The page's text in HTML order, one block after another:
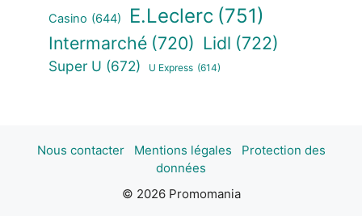
Casino (644) E.Leclerc (751)
Intermarché (720) Lidl (722)
Super U (672) U Express (614)
Nous contacter Mentions légales
Protection des
données
© 2026 Promomania